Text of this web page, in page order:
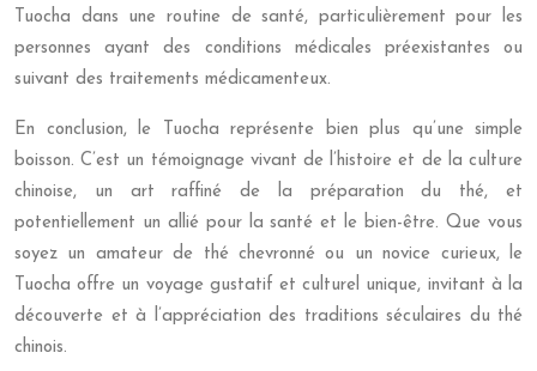
Tuocha dans une routine de santé, particulièrement pour les
personnes ayant des conditions médicales préexistantes ou
suivant des traitements médicamenteux.
En conclusion, le Tuocha représente bien plus qu’une simple
boisson. C’est un témoignage vivant de l’histoire et de la culture
chinoise, un art raffiné de la préparation du thé, et
potentiellement un allié pour la santé et le bien-être. Que vous
soyez un amateur de thé chevronné ou un novice curieux, le
Tuocha offre un voyage gustatif et culturel unique, invitant à la
découverte et à l’appréciation des traditions séculaires du thé
chinois.